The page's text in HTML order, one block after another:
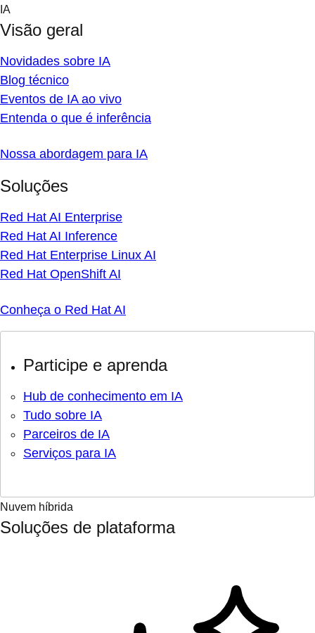
Skip
content
IA
Visão geral
Novidades sobre IA
Blog técnico
Eventos de IA ao vivo
Entenda o que é inferência
Nossa abordagem para IA
Soluções
Red Hat AI Enterprise
Red Hat AI Inference
Red Hat Enterprise Linux AI
Red Hat OpenShift AI
Conheça o Red Hat AI
Participe e aprenda
Hub de conhecimento em IA
Tudo sobre IA
Parceiros de IA
Serviços para IA
Nuvem híbrida
Soluções de plataforma